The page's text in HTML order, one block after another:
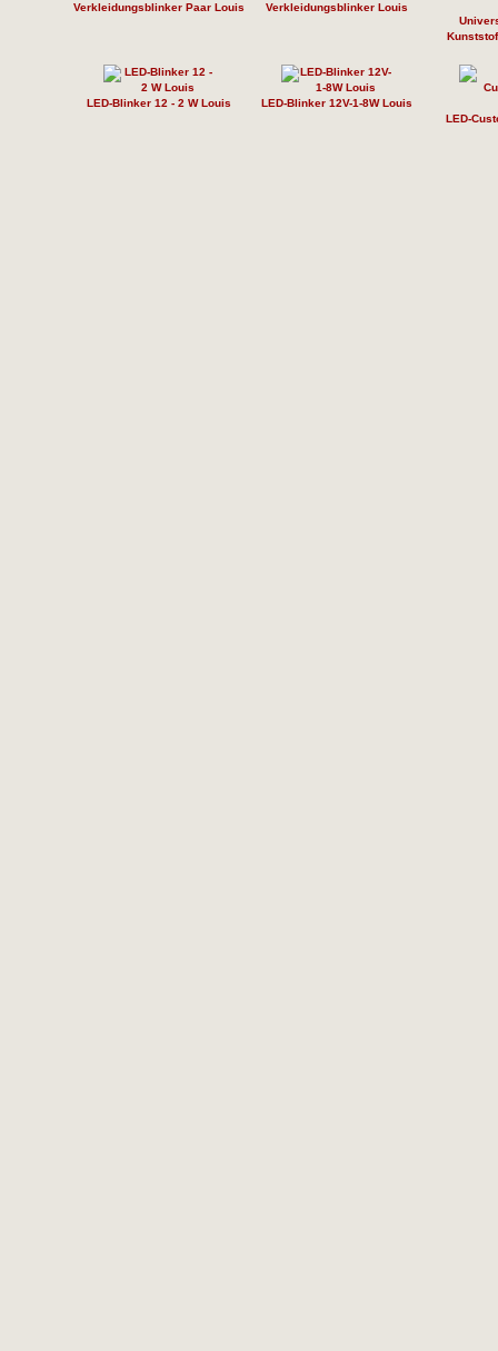
Verkleidungsblinker Paar Louis
Verkleidungsblinker Louis
LED-Blinker 12 - 2 W Louis
LED-Blinker 12V-1-8W Louis
LED-